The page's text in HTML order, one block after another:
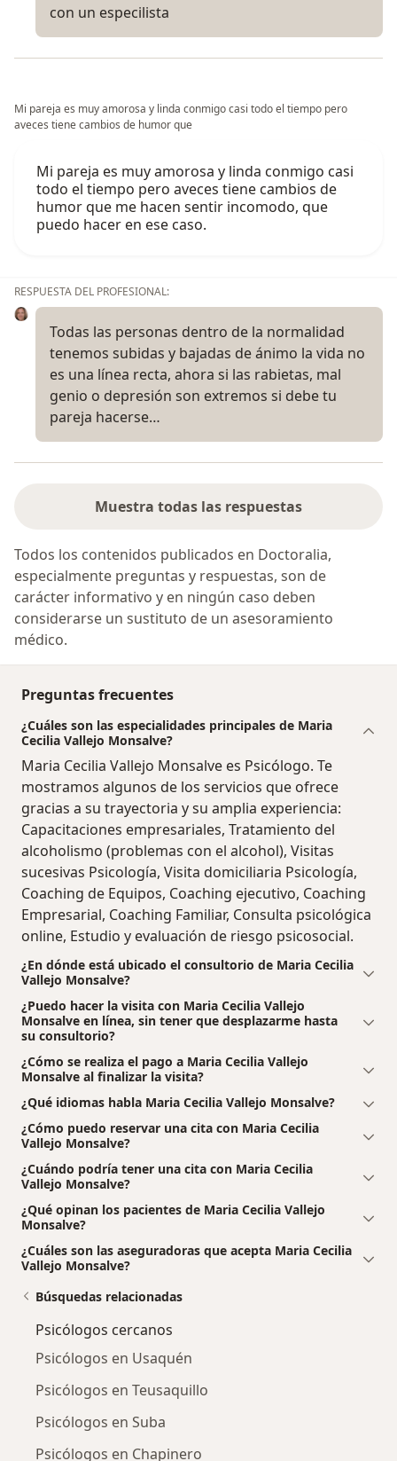
con un especilista
Mi pareja es muy amorosa y linda conmigo casi todo el tiempo pero
aveces tiene cambios de humor que
Mi pareja es muy amorosa y linda conmigo casi
todo el tiempo pero aveces tiene cambios de
humor que me hacen sentir incomodo, que
puedo hacer en ese caso.
RESPUESTA DEL PROFESIONAL:
Todas las personas dentro de la normalidad
tenemos subidas y bajadas de ánimo la vida no
es una línea recta, ahora si las rabietas, mal
genio o depresión son extremos si debe tu
pareja hacerse…
Muestra todas las respuestas
Todos los contenidos publicados en Doctoralia,
especialmente preguntas y respuestas, son de
carácter informativo y en ningún caso deben
considerarse un sustituto de un asesoramiento
médico.
Preguntas frecuentes
¿Cuáles son las especialidades principales de Maria
Cecilia Vallejo Monsalve?
Maria Cecilia Vallejo Monsalve es Psicólogo. Te
mostramos algunos de los servicios que ofrece
gracias a su trayectoria y su amplia experiencia:
Capacitaciones empresariales, Tratamiento del
alcoholismo (problemas con el alcohol), Visitas
sucesivas Psicología, Visita domiciliaria Psicología,
Coaching de Equipos, Coaching ejecutivo, Coaching
Empresarial, Coaching Familiar, Consulta psicológica
online, Estudio y evaluación de riesgo psicosocial.
¿En dónde está ubicado el consultorio de Maria Cecilia
Vallejo Monsalve?
¿Puedo hacer la visita con Maria Cecilia Vallejo
Monsalve en línea, sin tener que desplazarme hasta
su consultorio?
¿Cómo se realiza el pago a Maria Cecilia Vallejo
Monsalve al finalizar la visita?
¿Qué idiomas habla Maria Cecilia Vallejo Monsalve?
¿Cómo puedo reservar una cita con Maria Cecilia
Vallejo Monsalve?
¿Cuándo podría tener una cita con Maria Cecilia
Vallejo Monsalve?
¿Qué opinan los pacientes de Maria Cecilia Vallejo
Monsalve?
¿Cuáles son las aseguradoras que acepta Maria Cecilia
Vallejo Monsalve?
Búsquedas relacionadas
Psicólogos cercanos
Psicólogos en Usaquén
Psicólogos en Teusaquillo
Psicólogos en Suba
Psicólogos en Chapinero